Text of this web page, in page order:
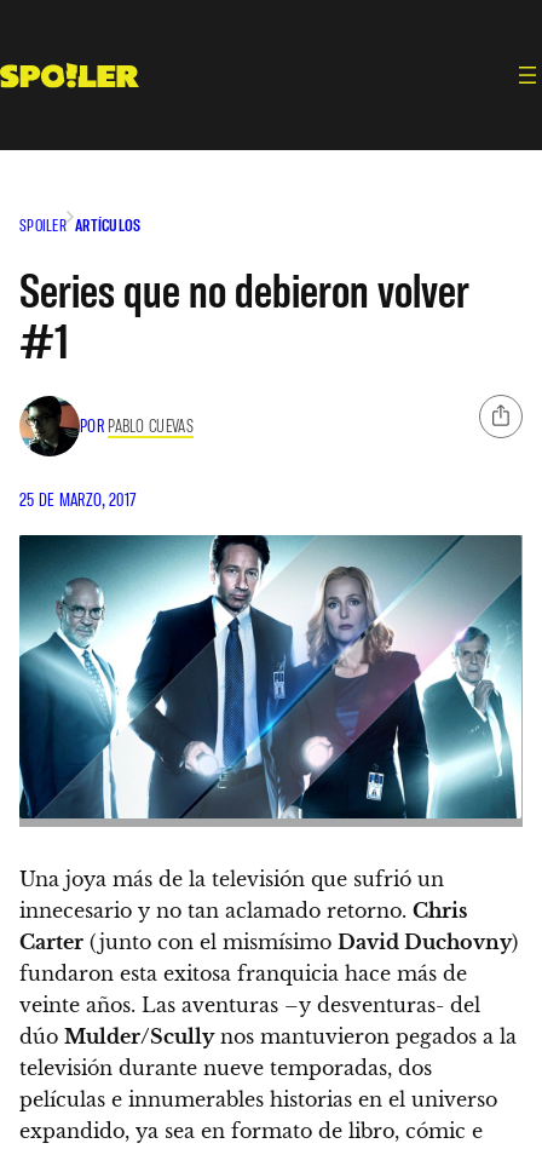
contenido
SPOILER ARTÍCULOS
Series que no debieron volver
#1
POR PABLO CUEVAS
25 DE MARZO, 2017
Una joya más de la televisión que sufrió un
innecesario y no tan aclamado retorno. Chris
Carter (junto con el mismísimo David Duchovny)
fundaron esta exitosa franquicia hace más de
veinte años. Las aventuras –y desventuras- del
dúo Mulder/Scullynos mantuvieron pegados a la
televisión durante nueve temporadas, dos
películas e innumerables historias en el universo
expandido, ya sea en formato de libro, cómic e